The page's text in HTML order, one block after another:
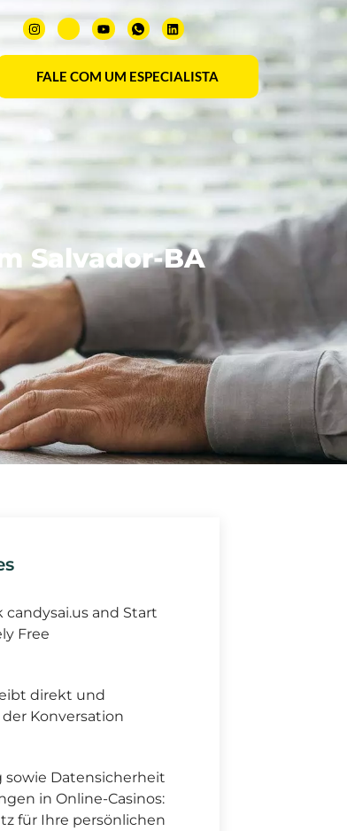
FALE COM UM ESPECIALISTA
Salvador-BA
candysai.us and Start
Free
direkt und
Konversation
sowie Datensicherheit
in Online-Casinos:
für Ihre persönlichen